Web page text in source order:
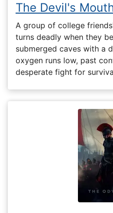
The Devil's
A group of college
turns deadly when they
submerged caves with a
oxygen runs low, past
desperate fight for